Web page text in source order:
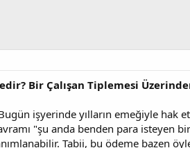
Bir Çalışan Tiplemesi
işyerinde yılların emeğiyle hak
"şu anda benden para isteyen
Tabii, bu ödeme bazen